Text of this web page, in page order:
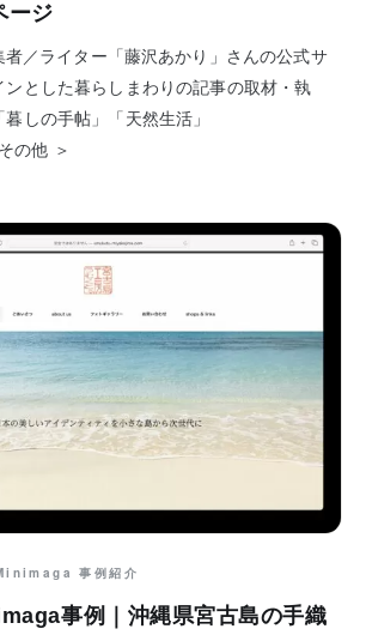
ージ
／ライター「藤沢あかり」さんの公式サ
とした暮らしまわりの記事の取材・執
しの手帖」「天然生活」
の他 ＞
事例紹介
事例｜沖縄県宮古島の手織